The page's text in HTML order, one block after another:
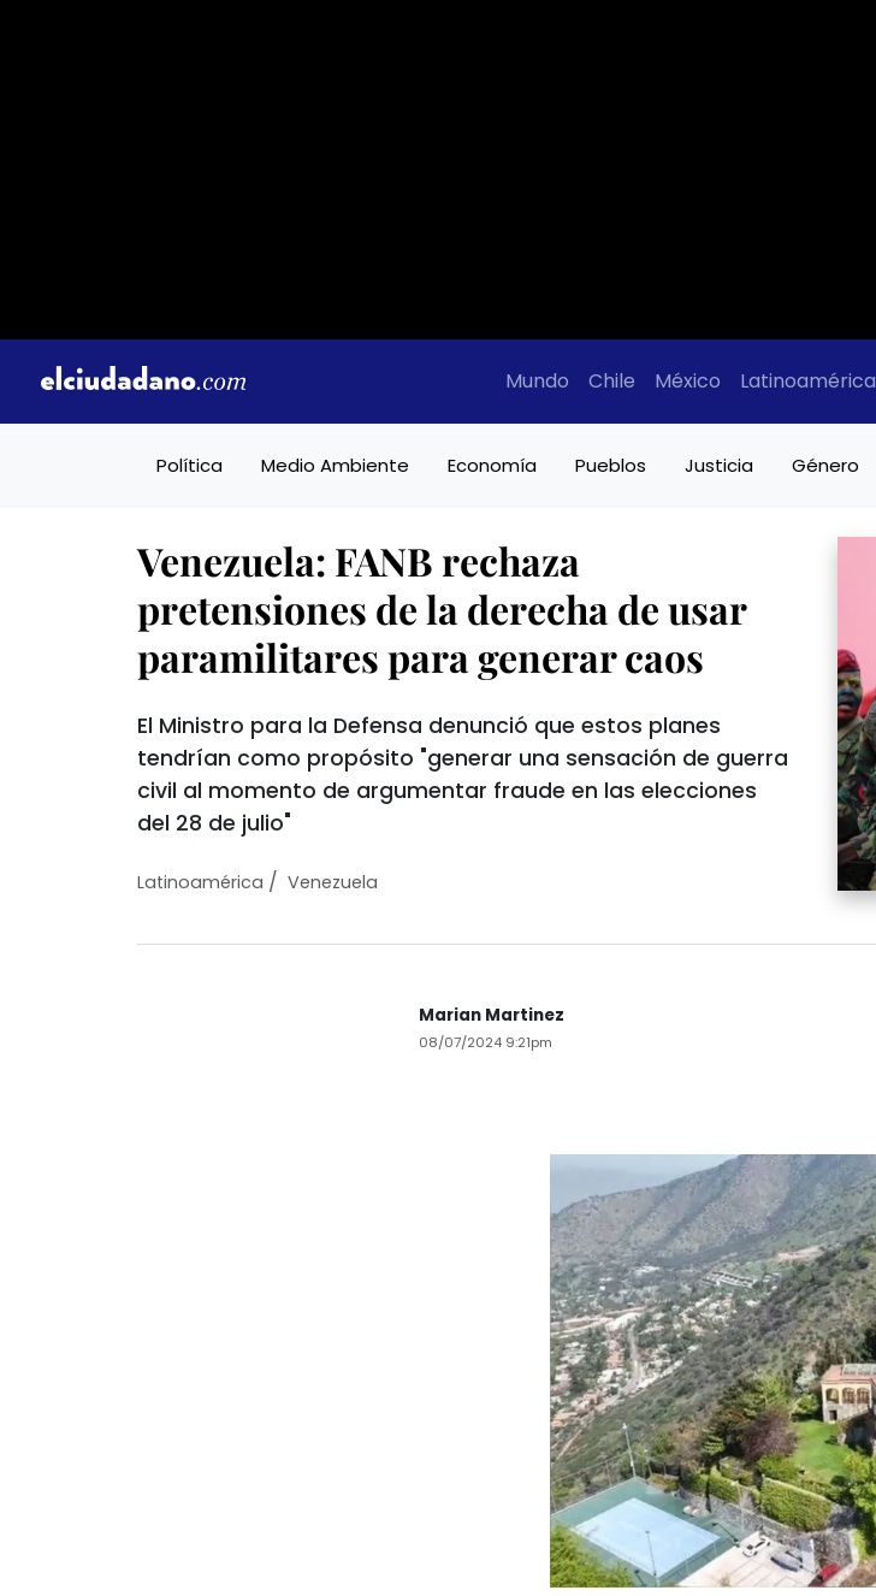
Mundo Chile México Latinoamérica
Política Medio Ambiente Economía Pueblos Justicia Género
Venezuela: FANB rechaza
pretensiones de la derecha de usar
paramilitares para generar caos
El Ministro para la Defensa denunció que estos planes
tendrían como propósito "generar una sensación de guerra
civil al momento de argumentar fraude en las elecciones
del 28 de julio"
Latinoamérica / Venezuela
Marian Martinez
08/07/2024 9:21pm